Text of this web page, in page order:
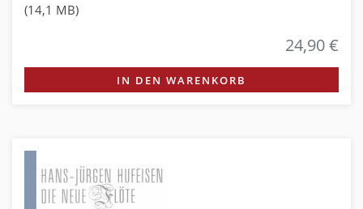
(14,1 MB)
24,90 €
IN DEN WARENKORB